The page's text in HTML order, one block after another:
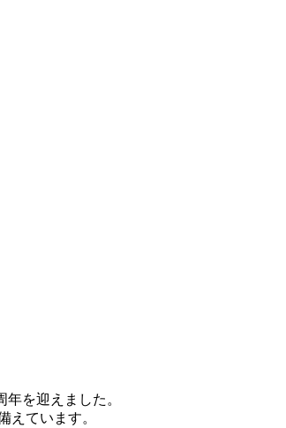
を迎えました。
えています。